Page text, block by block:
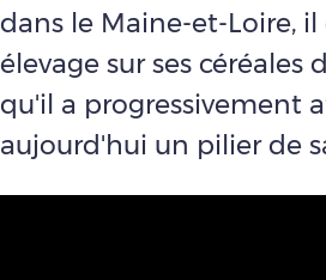
dans le Maine-et-Loire,
élevage sur ses céréales
qu'il a progressivement
aujourd'hui un pilier de